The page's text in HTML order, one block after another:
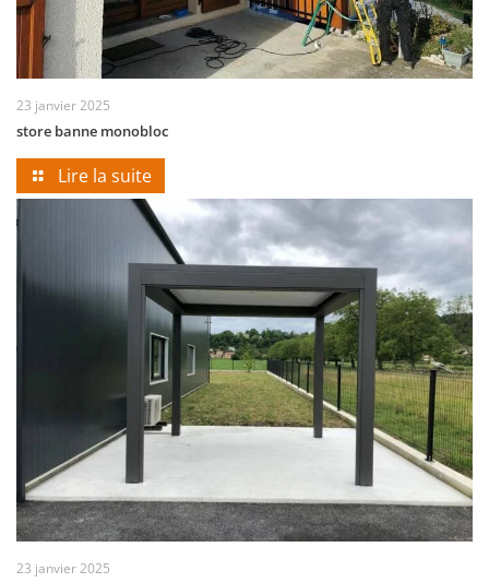
23 janvier 2025
store banne monobloc
Lire la suite
23 janvier 2025